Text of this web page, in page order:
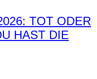
TOT ODER
HAST DIE